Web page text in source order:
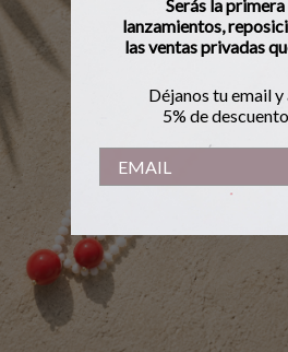
Serás la
lanzamientos,
las ventas privadas
Déjanos tu email
5% de